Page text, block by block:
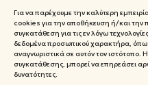
Για να παρέχουμε την καλύτερη
cookies για την αποθήκευση ή/και
συγκατάθεση για τις εν λόγω
δεδομένα προσωπικού χαρακτήρα,
αναγνωριστικά σε αυτόν τον
συγκατάθεσης, μπορεί να επηρεάσει
δυνατότητες.
Πειραιάς
© 2026 Πανεπιστήμιο Πειραιώς,